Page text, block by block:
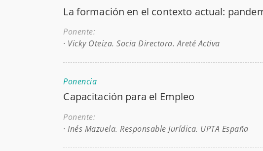
La formación en el contexto actual:
Ponente:
· Vicky Oteiza. Socia Directora. Areté Activa
Ponencia
Capacitación para el Empleo
Ponente:
· Inés Mazuela. Responsable Jurídica. UPTA España